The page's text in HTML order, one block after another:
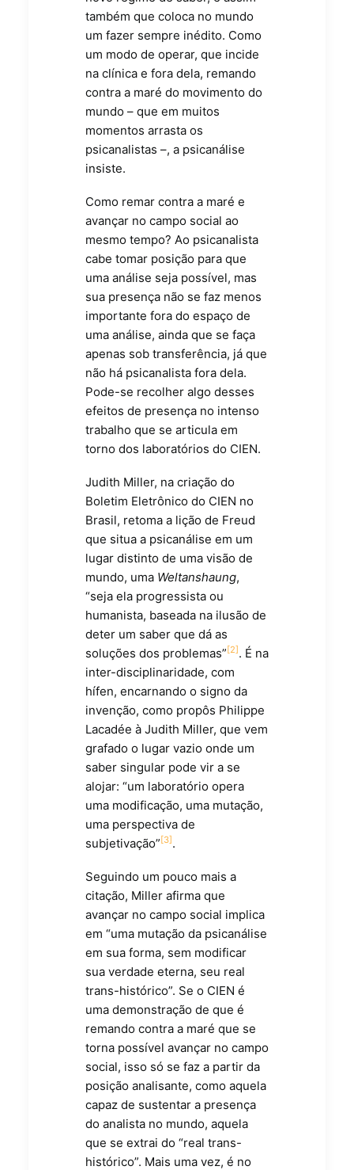
também que coloca no mundo
um fazer sempre inédito. Como
um modo de operar, que incide
na clínica e fora dela, remando
contra a maré do movimento do
mundo – que em muitos
momentos arrasta os
psicanalistas –, a psicanálise
insiste.
Como remar contra a maré e
avançar no campo social ao
mesmo tempo? Ao psicanalista
cabe tomar posição para que
uma análise seja possível, mas
sua presença não se faz menos
importante fora do espaço de
uma análise, ainda que se faça
apenas sob transferência, já que
não há psicanalista fora dela.
Pode-se recolher algo desses
efeitos de presença no intenso
trabalho que se articula em
torno dos laboratórios do CIEN.
Judith Miller, na criação do
Boletim Eletrônico do CIEN no
Brasil, retoma a lição de Freud
que situa a psicanálise em um
lugar distinto de uma visão de
mundo, uma Weltanshaung,
“seja ela progressista ou
humanista, baseada na ilusão de
deter um saber que dá as
soluções dos problemas” [2] . É na
inter-disciplinaridade, com
hífen, encarnando o signo da
invenção, como propôs Philippe
Lacadée à Judith Miller, que vem
grafado o lugar vazio onde um
saber singular pode vir a se
alojar: “um laboratório opera
uma modificação, uma mutação,
uma perspectiva de
subjetivação” [3] .
Seguindo um pouco mais a
citação, Miller afirma que
avançar no campo social implica
em “uma mutação da psicanálise
em sua forma, sem modificar
sua verdade eterna, seu real
trans-histórico”. Se o CIEN é
uma demonstração de que é
remando contra a maré que se
torna possível avançar no campo
social, isso só se faz a partir da
posição analisante, como aquela
capaz de sustentar a presença
do analista no mundo, aquela
que se extrai do “real trans-
histórico”. Mais uma vez, é no